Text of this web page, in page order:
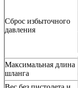
Сброс избыточного
давления
Максимальная длина
шланга